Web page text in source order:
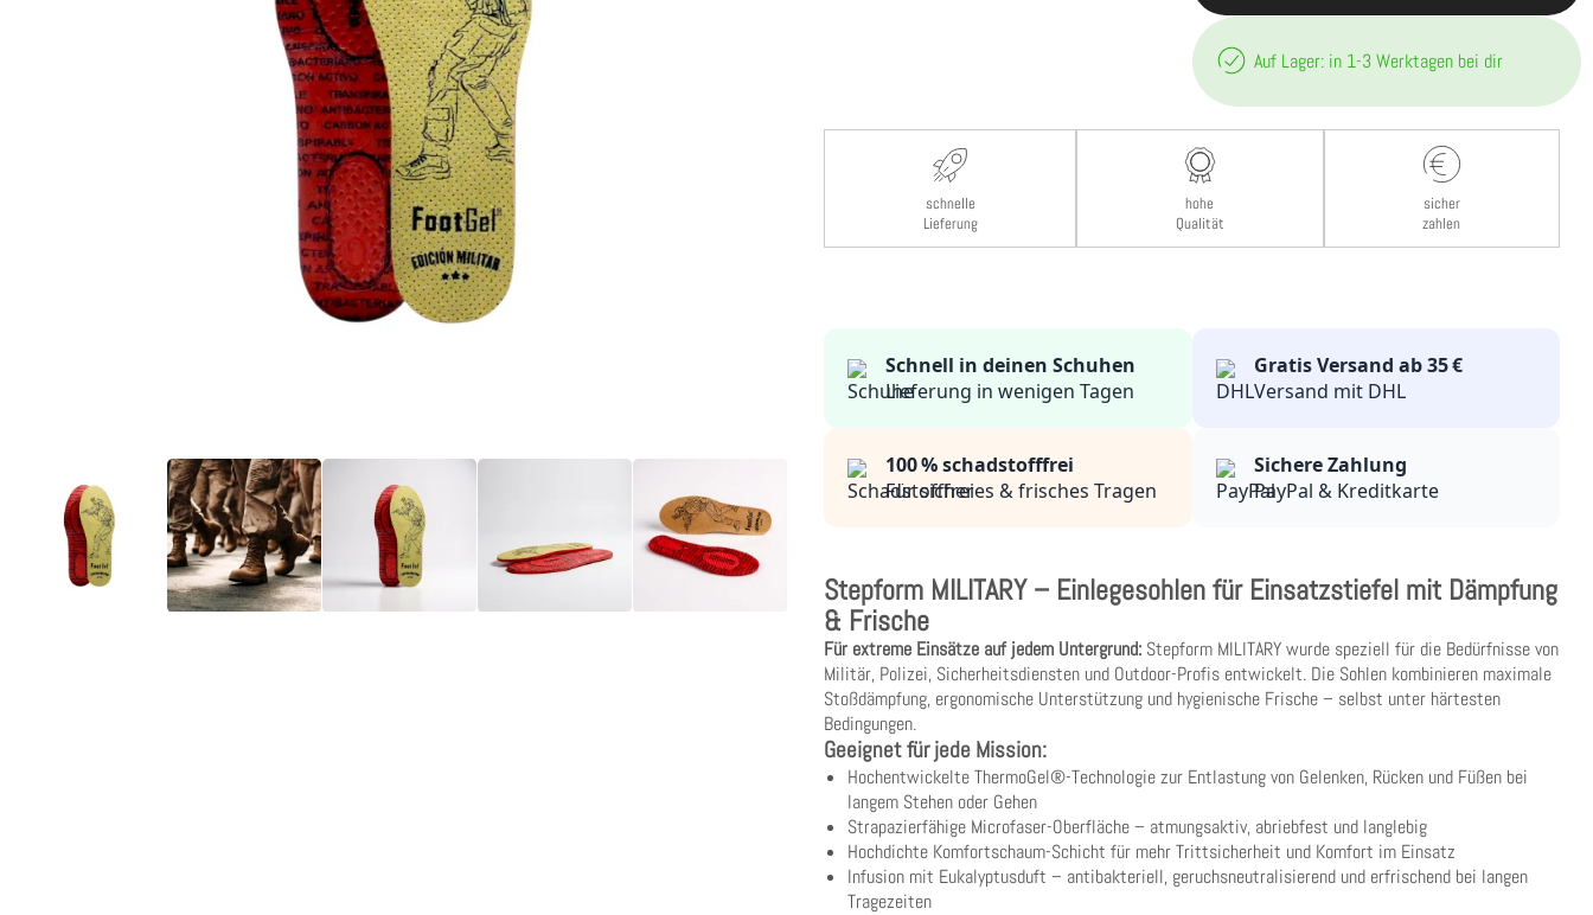
Auf Lager: in 1-3 Werktagen bei dir
schnelle
Lieferung
hohe
Qualität
sicher
zahlen
Schnell in deinen Schuhen
Lieferung in wenigen Tagen
Gratis Versand ab 35 €
Versand mit DHL
100 % schadstofffrei
Für sicheres & frisches Tragen
Sichere Zahlung
PayPal & Kreditkarte
Stepform MILITARY – Einlegesohlen für Einsatzstiefel mit Dämpfung
& Frische
Für extreme Einsätze auf jedem Untergrund: Stepform MILITARY wurde speziell für die Bedürfnisse von
Militär, Polizei, Sicherheitsdiensten und Outdoor-Profis entwickelt. Die Sohlen kombinieren maximale
Stoßdämpfung, ergonomische Unterstützung und hygienische Frische – selbst unter härtesten
Bedingungen.
Geeignet für jede Mission:
Hochentwickelte ThermoGel®-Technologie zur Entlastung von Gelenken, Rücken und Füßen bei
langem Stehen oder Gehen
Strapazierfähige Microfaser-Oberfläche – atmungsaktiv, abriebfest und langlebig
Hochdichte Komfortschaum-Schicht für mehr Trittsicherheit und Komfort im Einsatz
Infusion mit Eukalyptusduft – antibakteriell, geruchsneutralisierend und erfrischend bei langen
Tragezeiten